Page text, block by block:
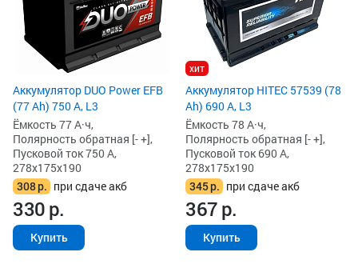
Аккумулятор DUO Power EFB
(77 Ah) 750 А, L3
Ёмкость 77 А·ч,
Полярность обратная [- +],
Пусковой ток 750 А,
278x175x190
308р. при сдаче акб
330р.
Купить
хит
Аккумулятор HITEC 57539 (78
Ah) 690 А, L3
Ёмкость 78 А·ч,
Полярность обратная [- +],
Пусковой ток 690 А,
278x175x190
345р. при сдаче акб
367р.
Купить